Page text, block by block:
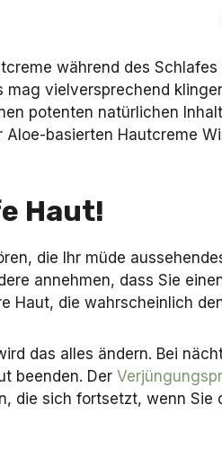
während des
mag vielversprechend
potenten natürlichen
basierten Hautcreme
Haut!
die Ihr müde
annehmen, dass Sie
Haut, die wahrscheinlich
das alles ändern. Bei
beenden. Der
die sich fortsetzt, wenn